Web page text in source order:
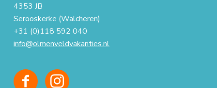
4353 JB
Serooskerke (Walcheren)
+31 (0)118 592 040
info@olmenveldvakanties.nl